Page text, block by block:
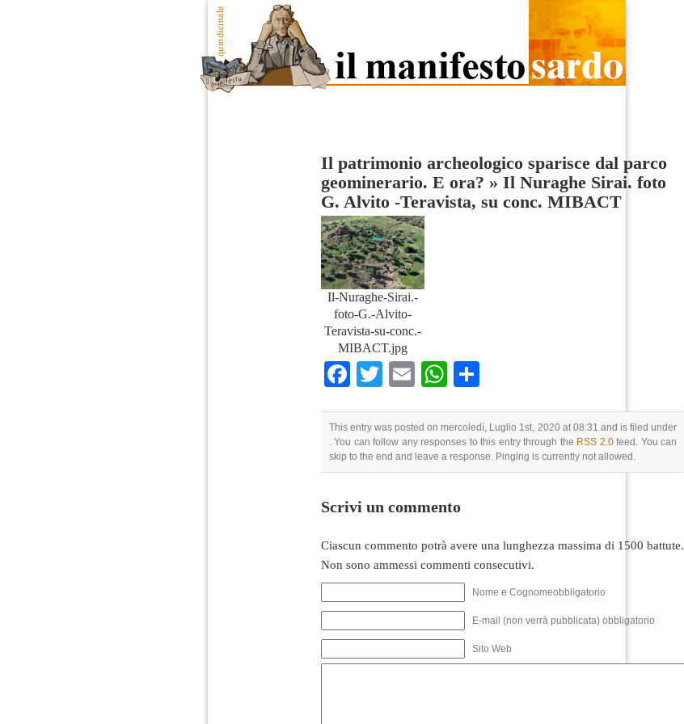
Il patrimonio archeologico sparisce dal parco
geominerario. E ora? » Il Nuraghe Sirai. foto
G. Alvito -Teravista, su conc. MIBACT
Il-Nuraghe-Sirai.-
foto-G.-Alvito-
Teravista-su-conc.-
MIBACT.jpg
Facebook
Twitter
EmailWhatsApp
This entry was posted on mercoledì, Luglio 1st, 2020 at 08:31 and is filed under
. You can follow any responses to this entry through the RSS 2.0feed. You can
skip to the end and leave a response. Pinging is currently not allowed.
Scrivi un commento
Ciascun commento potrà avere una lunghezza massima di 1500 battute.
Non sono ammessi commenti consecutivi.
Nome e Cognomeobbligatorio
E-mail (non verrà pubblicata) obbligatorio
Sito Web